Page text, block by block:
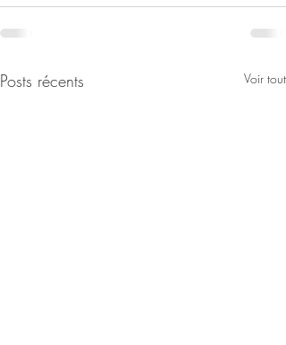
Posts récents Voir tout